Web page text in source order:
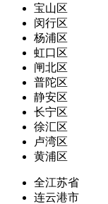
宝山区
闵行区
杨浦区
虹口区
闸北区
普陀区
静安区
长宁区
徐汇区
卢湾区
黄浦区
全江苏省
连云港市